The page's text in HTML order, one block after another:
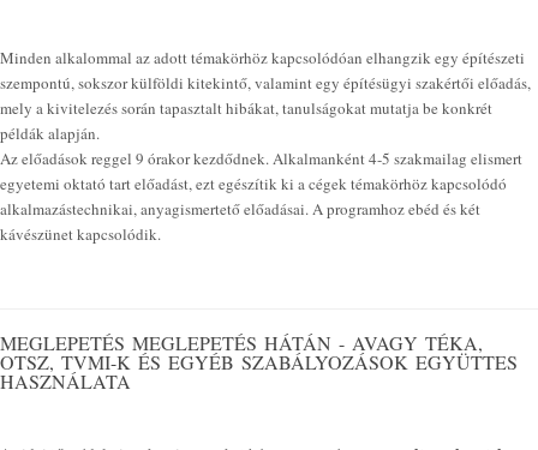
Minden alkalommal az adott témakörhöz kapcsolódóan elhangzik egy építészeti
szempontú, sokszor külföldi kitekintő, valamint egy építésügyi szakértői előadás,
mely a kivitelezés során tapasztalt hibákat, tanulságokat mutatja be konkrét
példák alapján.
Az előadások reggel 9 órakor kezdődnek. Alkalmanként 4-5 szakmailag elismert
egyetemi oktató tart előadást, ezt egészítik ki a cégek témakörhöz kapcsolódó
alkalmazástechnikai, anyagismertető előadásai. A programhoz ebéd és két
kávészünet kapcsolódik.
MEGLEPETÉS MEGLEPETÉS HÁTÁN - AVAGY TÉKA,
OTSZ, TVMI-K ÉS EGYÉB SZABÁLYOZÁSOK EGYÜTTES
HASZNÁLATA